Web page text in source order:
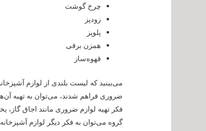
چرخ گوشت
زودپز
پلوپز
همزن برقی
قهوه‌ساز
می‌بینید که لیست بلندی از لوازم
ضروری فراهم شدند، می‌توان به تهیه
فکر تهیه لوازم ضروری مانند اجاق
گروه می‌توان به فکر دیگر لوازم آشپزخانه